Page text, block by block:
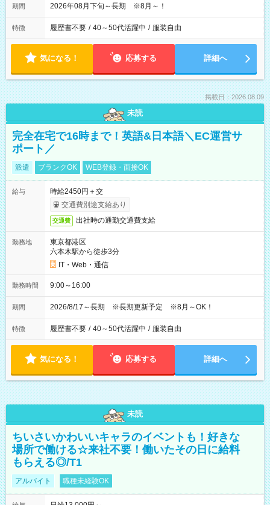
期間 2026年08月下旬～長期 ※8月～！
特徴 履歴書不要 / 40～50代活躍中 / 服装自由
気になる！ 応募する 詳細へ
掲載日：2026.08.09
未読
完全在宅で16時まで！英語&日本語＼EC運営サ
ポート／
派遣 ブランクOK WEB登録・面接OK
給与
時給2450円＋交
交通費別途支給あり
交通費 出社時の通勤交通費支給
勤務地
東京都港区
六本木駅から徒歩3分
IT・Web・通信
勤務時間 9:00～16:00
期間 2026/8/17～長期 ※長期更新予定 ※8月～OK！
特徴 履歴書不要 / 40～50代活躍中 / 服装自由
気になる！ 応募する 詳細へ
未読
ちいさいかわいいキャラのイベントも！好きな
場所で働ける☆来社不要！働いたその日に給料
もらえる◎/T1
アルバイト 職種未経験OK